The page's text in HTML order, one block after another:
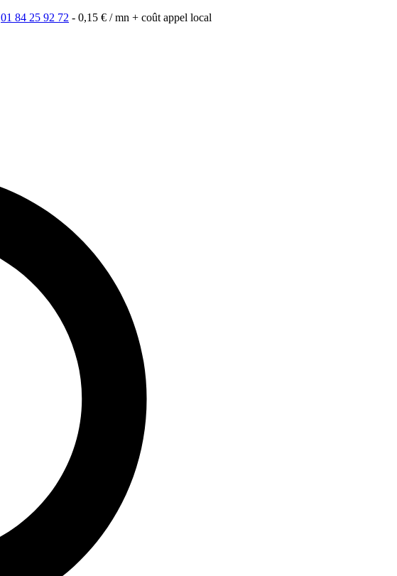
01 84 25 92 72 - 0,15 € / mn + coût appel local